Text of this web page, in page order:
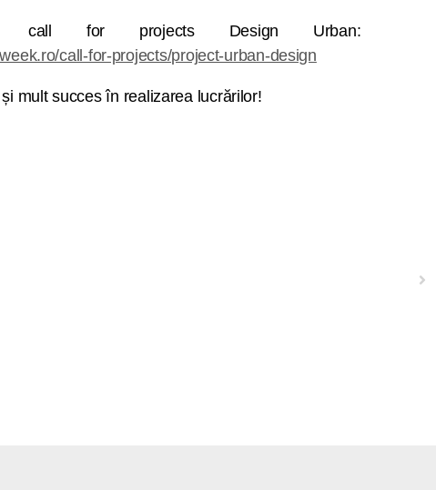
call for projects Design Urban:
call-for-projects/project-urban-design
mult succes în realizarea lucrărilor!